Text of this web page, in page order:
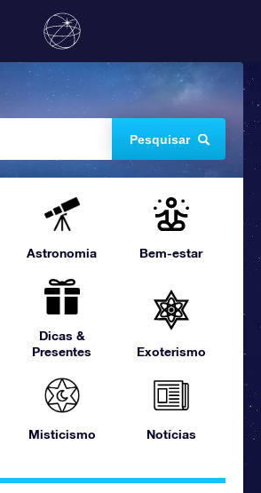
Pesquisar
Astronomia Bem-estar
Dicas &
Presentes
Exoterismo
Misticismo Notícias